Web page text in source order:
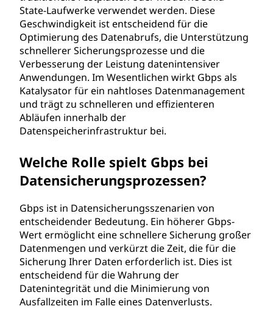
State-Laufwerke verwendet werden. Diese
Geschwindigkeit ist entscheidend für die
Optimierung des Datenabrufs, die Unterstützung
schnellerer Sicherungsprozesse und die
Verbesserung der Leistung datenintensiver
Anwendungen. Im Wesentlichen wirkt Gbps als
Katalysator für ein nahtloses Datenmanagement
und trägt zu schnelleren und effizienteren
Abläufen innerhalb der
Datenspeicherinfrastruktur bei.
Welche Rolle spielt Gbps bei
Datensicherungsprozessen?
Gbps ist in Datensicherungsszenarien von
entscheidender Bedeutung. Ein höherer Gbps-
Wert ermöglicht eine schnellere Sicherung großer
Datenmengen und verkürzt die Zeit, die für die
Sicherung Ihrer Daten erforderlich ist. Dies ist
entscheidend für die Wahrung der
Datenintegrität und die Minimierung von
Ausfallzeiten im Falle eines Datenverlusts.